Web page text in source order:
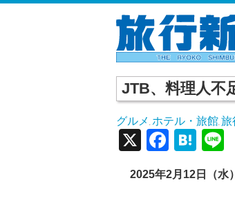
JTB、料理人不
グルメ ホテル・旅館 旅
X
2025年2月12 日（水